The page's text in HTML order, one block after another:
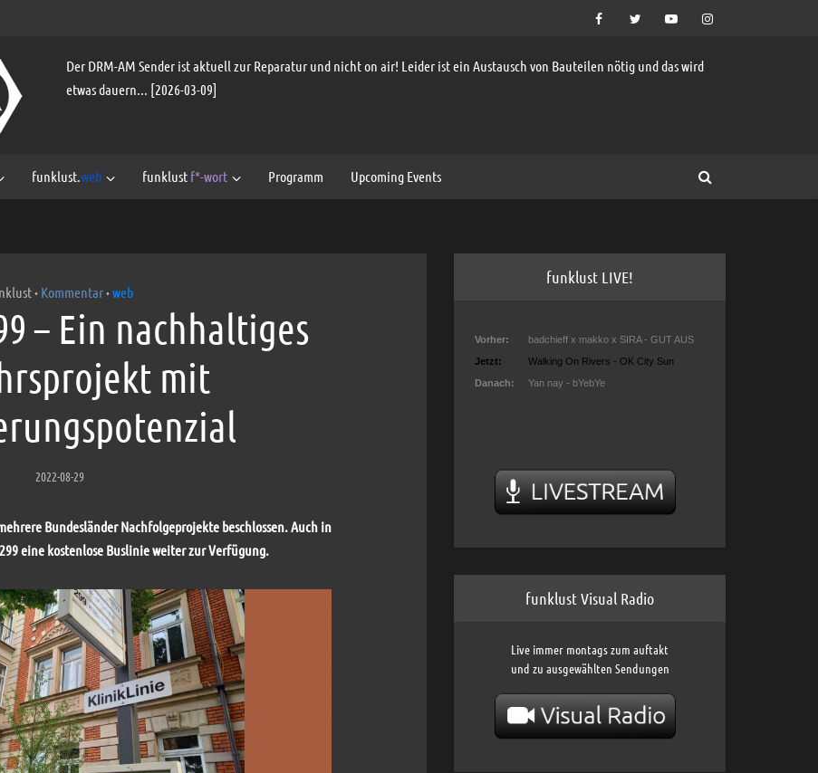
Der DRM-AM Sender ist aktuell zur Reparatur und nicht on air! Leider ist ein Austausch von Bauteilen nötig und das wird
etwas dauern... [2026-03-09]
funklust.web funklust f*-wort Programm Upcoming Events
• Kommentar•web
– Ein nachhaltiges
mit
2022-08-29
Bundesländer Nachfolgeprojekte beschlossen. Auch in
eine kostenlose Buslinie weiter zur Verfügung.
funklust LIVE!
funklust Visual Radio
Live immer montags zum auftakt
und zu ausgewählten Sendungen